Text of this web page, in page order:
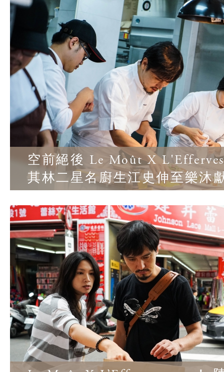
空前絕後 Le Moût X
其林二星名廚生江史伸至樂沐